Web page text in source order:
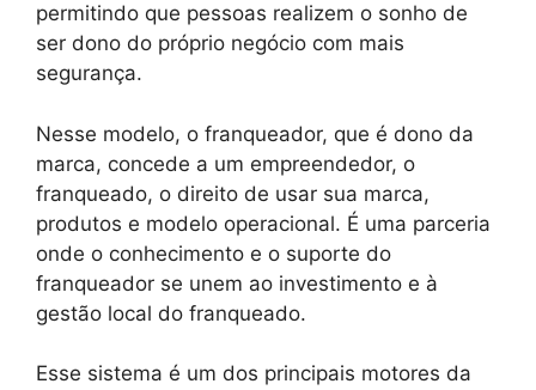
permitindo que pessoas realizem o sonho de
ser dono do próprio negócio com mais
segurança.
Nesse modelo, o franqueador, que é dono da
marca, concede a um empreendedor, o
franqueado, o direito de usar sua marca,
produtos e modelo operacional. É uma parceria
onde o conhecimento e o suporte do
franqueador se unem ao investimento e à
gestão local do franqueado.
Esse sistema é um dos principais motores da